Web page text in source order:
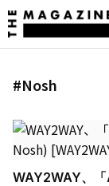
#Nosh
WAY2WAY、